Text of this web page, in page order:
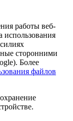
работы веб-
использования
сторонними
Более
файлов